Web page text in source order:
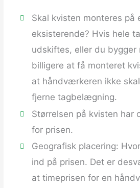
Skal kvisten monteres på
eksisterende? Hvis hele
udskiftes, eller du
billigere at få monteret
at håndværkeren ikke
fjerne tagbelægning.
Størrelsen på kvisten har
for prisen.
Geografisk placering:
ind på prisen. Det er
at timeprisen for en